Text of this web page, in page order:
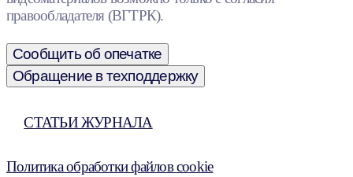
правообладателя (ВГТРК).
Сообщить об опечатке
Обращение в техподдержку
СТАТЬИ ЖУРНАЛА
Политика обработки файлов cookie